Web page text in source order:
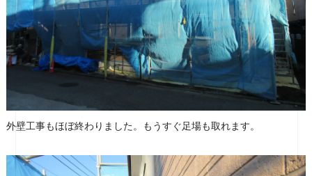
外壁工事もほぼ終わりました。もうすぐ足場も取れます。